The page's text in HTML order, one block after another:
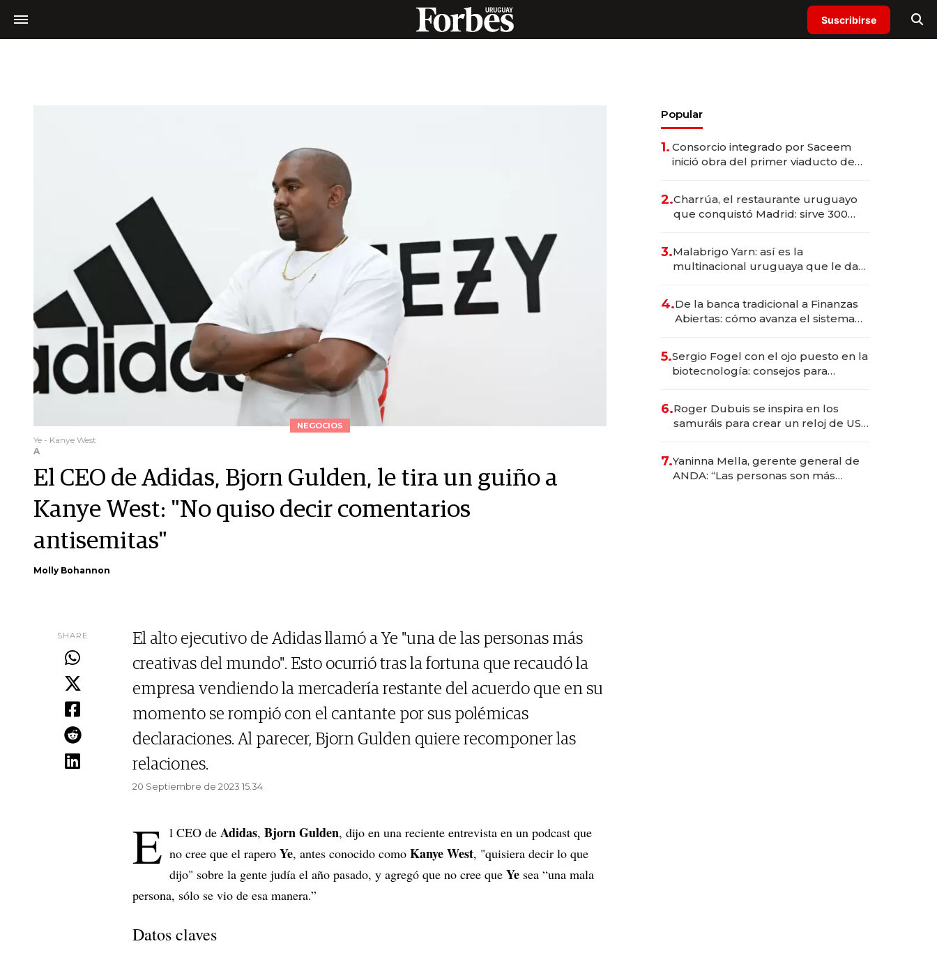
Suscribirse
NEGOCIOS
Ye - Kanye West
A
El CEO de Adidas, Bjorn Gulden, le tira un guiño a
Kanye West: "No quiso decir comentarios
antisemitas"
Molly Bohannon
SHARE
El alto ejecutivo de Adidas llamó a Ye "una de las personas más
creativas del mundo". Esto ocurrió tras la fortuna que recaudó la
empresa vendiendo la mercadería restante del acuerdo que en su
momento se rompió con el cantante por sus polémicas
declaraciones. Al parecer, Bjorn Gulden quiere recomponer las
relaciones.
20 Septiembre de 2023 15.34
E l CEO de Adidas, Bjorn Gulden, dijo en una reciente entrevista en un podcast que
no cree que el rapero Ye, antes conocido como Kanye West, "quisiera decir lo que
dijo" sobre la gente judía el año pasado, y agregó que no cree que Ye sea “una mala
persona, sólo se vio de esa manera.”
Datos claves
Popular
1. Consorcio integrado por Saceem
inició obra del primer viaducto de
millones
2.Charrúa, el restaurante uruguayo
que conquistó Madrid: sirve 300
prepara apertura
3.Malabrigo Yarn: así es la
multinacional uruguaya que le da
4.De la banca tradicional a Finanzas
Abiertas: cómo avanza el sistema
5.Sergio Fogel con el ojo puesto en la
biotecnología: consejos para
6.Roger Dubuis se inspira en los
samuráis para crear un reloj de US$
7.Yaninna Mella, gerente general de
ANDA: “Las personas son más